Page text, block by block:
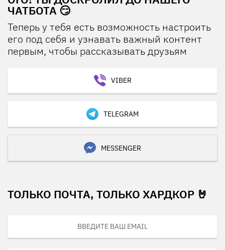
ЧАТБОТА 😏
Теперь у тебя есть возможность настроить
его под себя и узнавать важный контент
первым, чтобы рассказывать друзьям
VIBER
TELEGRAM
MESSENGER
ТОЛЬКО ПОЧТА, ТОЛЬКО ХАРДКОР 🤘